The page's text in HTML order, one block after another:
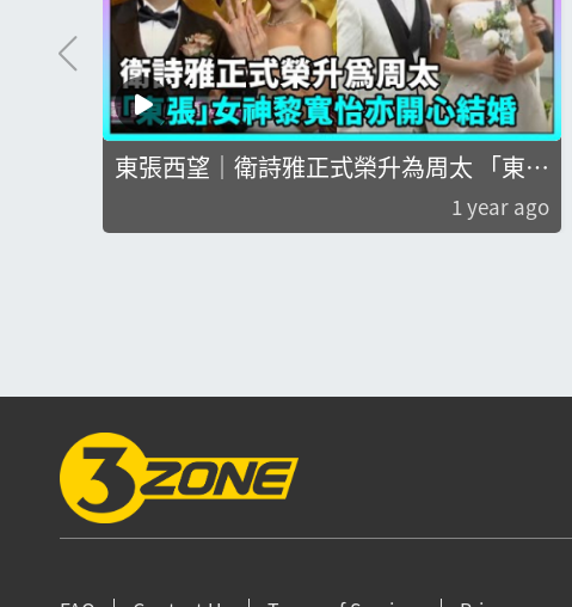
東張西望｜衛詩雅正式榮升為周太 「東
張」女神黎寬怡亦開心結婚｜娛樂圈｜喜
事連連
1 year ago